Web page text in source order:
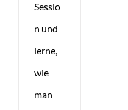
Sessio
n und
lerne,
wie
man